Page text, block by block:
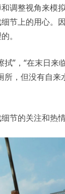
调整视角来模
节上的用心。
。
”，“在末日
，但没有自
节的关注和热情